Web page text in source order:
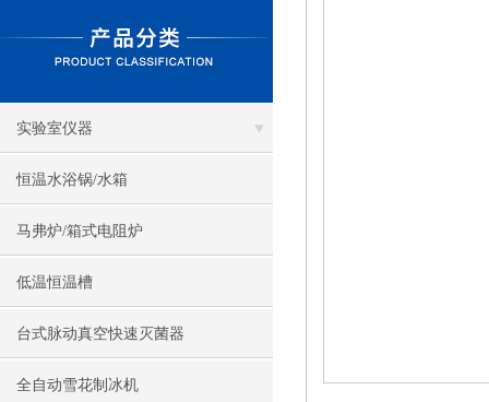
实验室仪器
恒温水浴锅/水箱
马弗炉/箱式电阻炉
低温恒温槽
台式脉动真空快速灭菌器
全自动雪花制冰机